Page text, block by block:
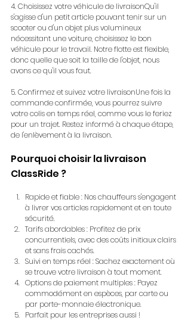
4. Choisissez votre véhicule de livraisonQu'il
s'agisse d'un petit article pouvant tenir sur un
scooter ou d'un objet plus volumineux
nécessitant une voiture, choisissez le bon
véhicule pour le travail. Notre flotte est flexible,
donc quelle que soit la taille de l'objet, nous
avons ce qu'il vous faut.
5. Confirmez et suivez votre livraisonUne fois la
commande confirmée, vous pourrez suivre
votre colis en temps réel, comme vous le feriez
pour un trajet. Restez informé à chaque étape,
de l'enlèvement à la livraison.
Pourquoi choisir la livraison
ClassRide ?
Rapide et fiable : Nos chauffeurs s'engagent
à livrer vos articles rapidement et en toute
sécurité.
Tarifs abordables : Profitez de prix
concurrentiels, avec des coûts initiaux clairs
et sans frais cachés.
Suivi en temps réel : Sachez exactement où
se trouve votre livraison à tout moment.
Options de paiement multiples : Payez
commodément en espèces, par carte ou
par porte-monnaie électronique.
Parfait pour les entreprises aussi !